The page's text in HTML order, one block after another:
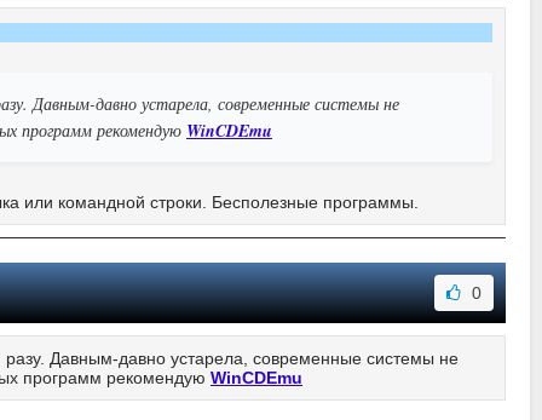
Давным-давно устарела, современные системы не
программ рекомендую WinCDEmu
или командной строки. Бесполезные программы.
0
Давным-давно устарела, современные системы не
программ рекомендую WinCDEmu